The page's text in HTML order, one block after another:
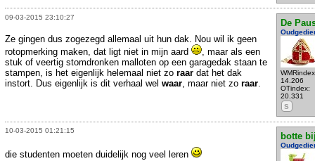
09-03-2015 23:10:27
De
14.206
OTindex:
20.331
S
Ze gingen dus zogezegd allemaal uit hun dak. Nou wil ik geen
rotopmerking maken, dat ligt niet in mijn aard
, maar als een
stuk of veertig stomdronken malloten op een garagedak staan te
stampen, is het eigenlijk helemaal niet zo raar dat het dak
instort. Dus eigenlijk is dit verhaal wel waar, maar niet zo raar.
10-03-2015 01:21:15
botte
die studenten moeten duidelijk nog veel leren